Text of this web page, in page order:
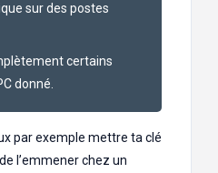
sur des postes
certains
donné.
par exemple mettre ta clé
l’emmener chez un